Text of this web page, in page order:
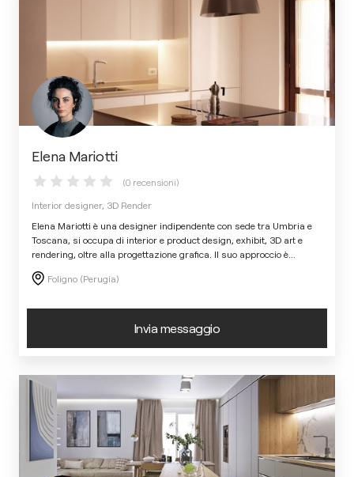
Elena Mariotti
(0 recensioni)
Interior designer, 3D Render
Elena Mariotti è una designer indipendente con sede tra Umbria e
Toscana, si occupa di interior e product design, exhibit, 3D art e
rendering, oltre alla progettazione grafica. Il suo approccio è
Foligno (Perugia)
Invia messaggio